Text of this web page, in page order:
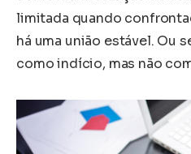
limitada quando
há uma união estável. Ou
como indício, mas não